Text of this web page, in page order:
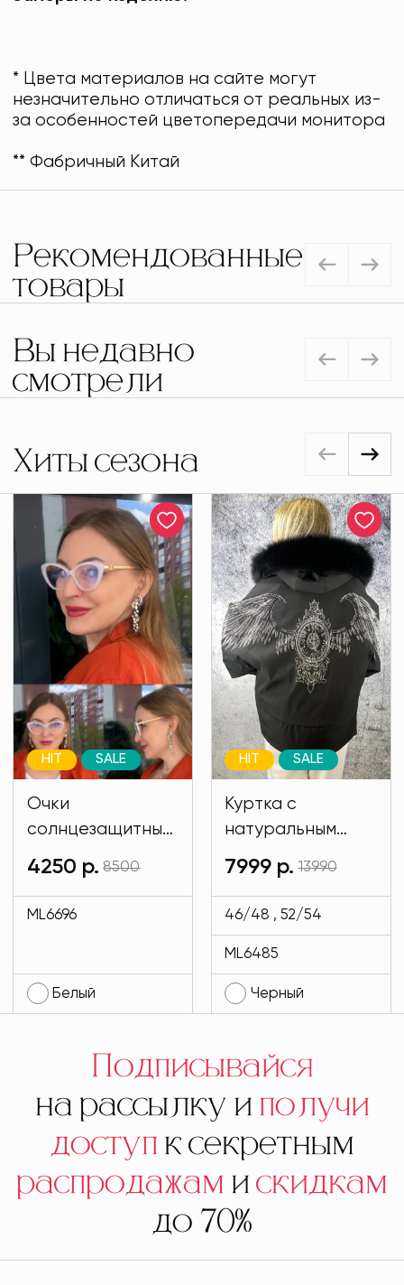
* Цвета материалов на сайте могут
незначительно отличаться от реальных из-
за особенностей цветопередачи монитора
** Фабричный Китай
Рекомендованные
товары
Вы недавно
смотрели
Хиты сезона
Очки
солнцезащитные
имиджевые
белого цвета
MODLAV ML6696-
HIT SALE
4250 р. 8500
ML6696
Белый
Куртка с
натуральным
мехом и на
подкладе кролик
черного цвета
MODLAV ML6485-
13
HIT SALE
7999 р. 13990
46/48 , 52/54
ML6485
Черный
Подписывайся
на рассылку иполучи
доступк секретным
распродажамискидкам
до 70%